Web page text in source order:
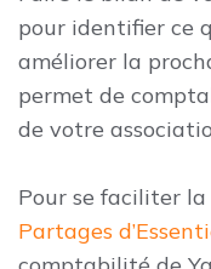
pour identifier ce
améliorer la
permet de
de votre
Pour se faciliter la
Partages